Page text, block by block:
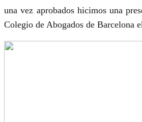
una vez aprobados hicimos una
Colegio de Abogados de Barcelona